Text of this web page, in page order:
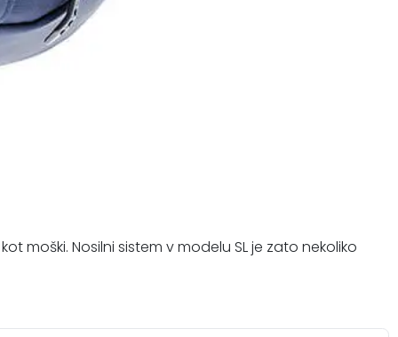
moški. Nosilni sistem v modelu SL je zato nekoliko